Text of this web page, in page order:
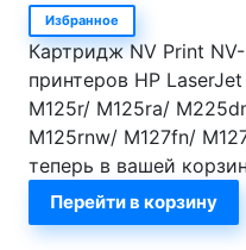
Избранное
Картридж NV Print
принтеров HP
M125r/ M125ra/
M125rnw/ M127fn/
теперь в вашей
Перейти в корзину